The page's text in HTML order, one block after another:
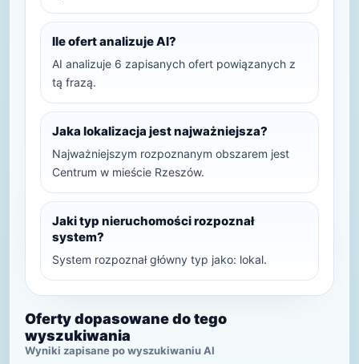
Ile ofert analizuje AI?
AI analizuje 6 zapisanych ofert powiązanych z
tą frazą.
Jaka lokalizacja jest najważniejsza?
Najważniejszym rozpoznanym obszarem jest
Centrum w mieście Rzeszów.
Jaki typ nieruchomości rozpoznał
system?
System rozpoznał główny typ jako: lokal.
Oferty dopasowane do tego
wyszukiwania
Wyniki zapisane po wyszukiwaniu AI